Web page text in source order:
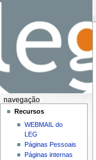
navegação
Recursos
WEBMAIL do
LEG
Páginas Pessoais
Páginas internas